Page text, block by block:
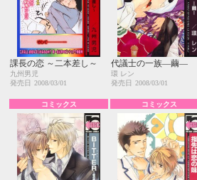
課長の恋 ～二本差し～
九州男児
発売日
2008/03/01
代議士の一族―繭―
環 レン
発売日
2008/03/01
コミックス コミックス